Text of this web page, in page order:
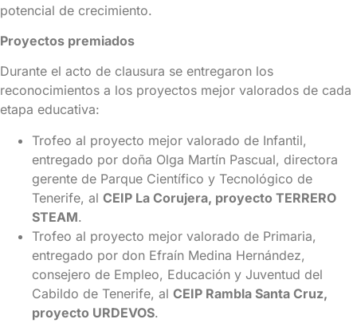
potencial de crecimiento.
Proyectos premiados
Durante el acto de clausura se entregaron los
reconocimientos a los proyectos mejor valorados de cada
etapa educativa:
Trofeo al proyecto mejor valorado de Infantil,
entregado por doña Olga Martín Pascual, directora
gerente de Parque Científico y Tecnológico de
Tenerife, al CEIP La Corujera, proyecto TERRERO
STEAM.
Trofeo al proyecto mejor valorado de Primaria,
entregado por don Efraín Medina Hernández,
consejero de Empleo, Educación y Juventud del
Cabildo de Tenerife, al CEIP Rambla Santa Cruz,
proyecto URDEVOS.